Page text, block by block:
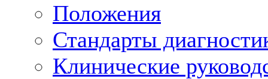
Положения
Стандарты
Клинические